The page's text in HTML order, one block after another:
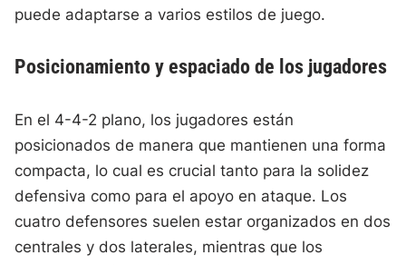
puede adaptarse a varios estilos de juego.
Posicionamiento y espaciado de los jugadores
En el 4-4-2 plano, los jugadores están
posicionados de manera que mantienen una forma
compacta, lo cual es crucial tanto para la solidez
defensiva como para el apoyo en ataque. Los
cuatro defensores suelen estar organizados en dos
centrales y dos laterales, mientras que los